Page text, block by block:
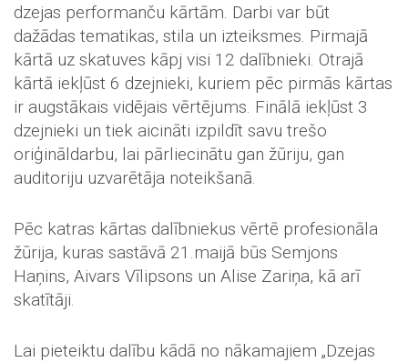
dzejas performanču kārtām. Darbi var būt
dažādas tematikas, stila un izteiksmes. Pirmajā
kārtā uz skatuves kāpj visi 12 dalībnieki. Otrajā
kārtā iekļūst 6 dzejnieki, kuriem pēc pirmās kārtas
ir augstākais vidējais vērtējums. Finālā iekļūst 3
dzejnieki un tiek aicināti izpildīt savu trešo
oriģināldarbu, lai pārliecinātu gan žūriju, gan
auditoriju uzvarētāja noteikšanā.
Pēc katras kārtas dalībniekus vērtē profesionāla
žūrija, kuras sastāvā 21.maijā būs Semjons
Haņins, Aivars Vīlipsons un Alise Zariņa, kā arī
skatītāji.
Lai pieteiktu dalību kādā no nākamajiem „Dzejas